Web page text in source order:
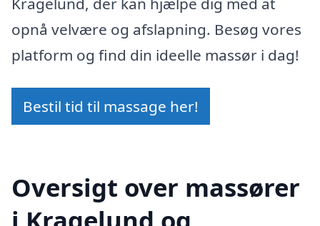
opnå velvære og afslapning. Besøg vores
platform og find din ideelle massør i dag!
Bestil tid til massage her!
Oversigt over massører